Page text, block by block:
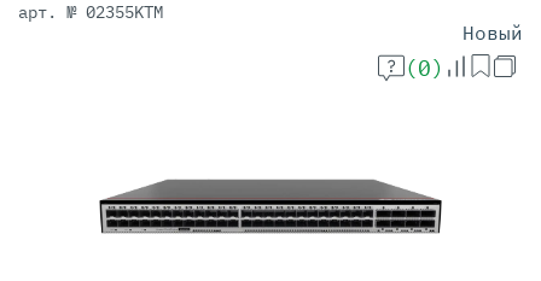
арт. № 02355KTM
Новый
(0)